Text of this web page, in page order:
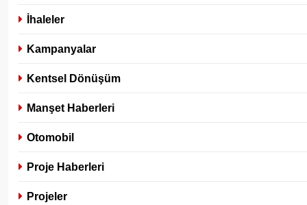
İhaleler
Kampanyalar
Kentsel Dönüşüm
Manşet Haberleri
Otomobil
Proje Haberleri
Projeler